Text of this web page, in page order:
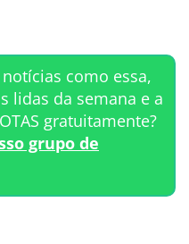
como essa,
lidas da semana e a
gratuitamente?
grupo de